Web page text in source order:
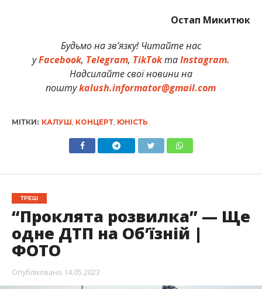
Остап Микитюк
Будьмо на зв’язку! Читайте нас
уFacebook, Telegram, TikTokтаInstagram.
Надсилайте свої новини на
поштуkalush.informator@gmail.com
МІТКИ: КАЛУШ КОНЦЕРТ, ЮНІСТЬ
ТРЕШ
“Проклята розвилка” — Ще
одне ДТП на Об’їзній |
ФОТО
Опубліковано 14.05.2023